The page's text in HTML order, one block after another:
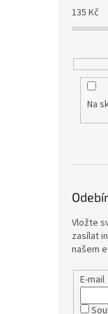
135 Kč
Na
Vložte
zasílat
našem
E-mail